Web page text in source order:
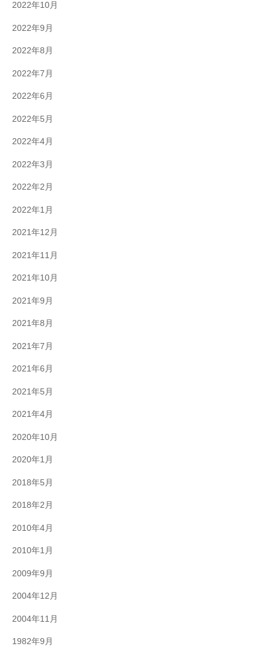
2022年10月
2022年9月
2022年8月
2022年7月
2022年6月
2022年5月
2022年4月
2022年3月
2022年2月
2022年1月
2021年12月
2021年11月
2021年10月
2021年9月
2021年8月
2021年7月
2021年6月
2021年5月
2021年4月
2020年10月
2020年1月
2018年5月
2018年2月
2010年4月
2010年1月
2009年9月
2004年12月
2004年11月
1982年9月